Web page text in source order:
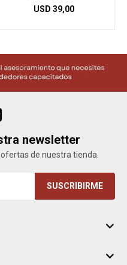
USD 39,00
newsletter
de nuestra tienda.
SUSCRIBIRME